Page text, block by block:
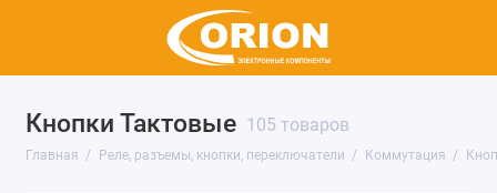
Кнопки Тактовые 105 товаров
Главная Реле, разъемы, кнопки, переключатели Коммутация